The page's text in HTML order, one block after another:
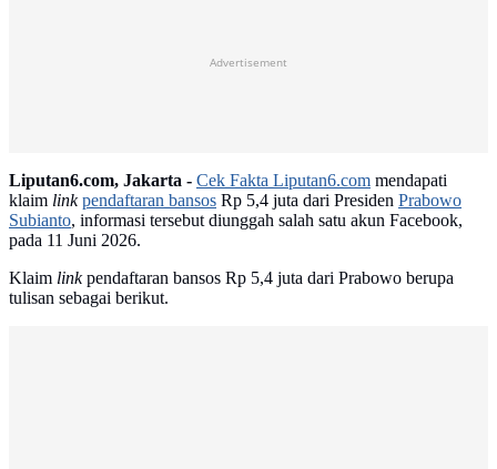
Advertisement
Liputan6.com, Jakarta - Cek Fakta Liputan6.com mendapati
klaim link pendaftaran bansos Rp 5,4 juta dari Presiden Prabowo
Subianto, informasi tersebut diunggah salah satu akun Facebook,
pada 11 Juni 2026.
Klaim linkpendaftaran bansos Rp 5,4 juta dari Prabowo berupa
tulisan sebagai berikut.